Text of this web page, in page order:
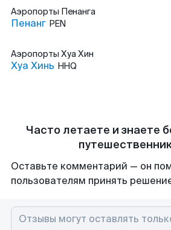
Аэропорты Пенанга
Пенанг PEN
Аэропорты Хуа Хин
Хуа Хинь HHQ
Часто летаете и знаете
Оставьте комментарий — он
пользователям принять